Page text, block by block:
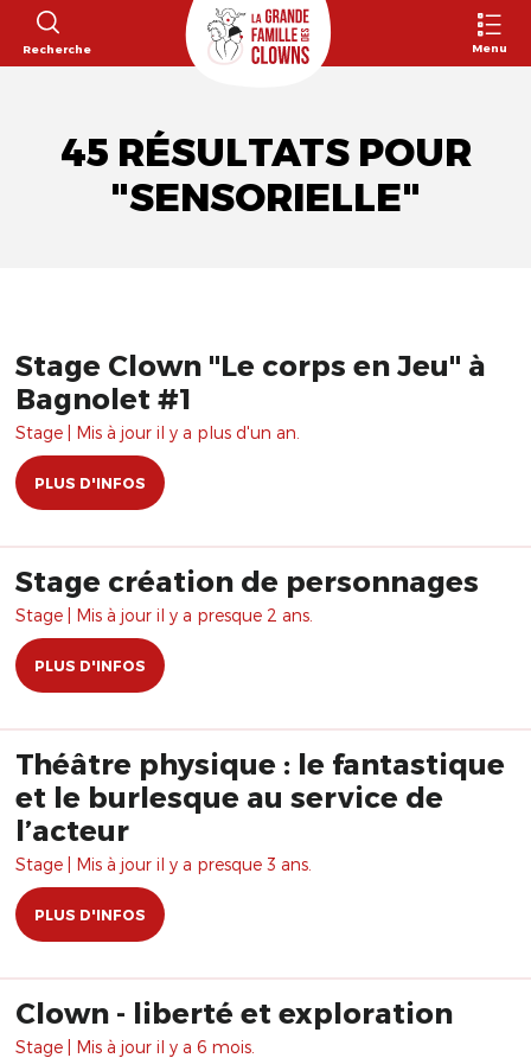
Recherche Menu
45 RÉSULTATS POUR
"SENSORIELLE"
Stage Clown "Le corps en Jeu" à
Bagnolet #1
Stage | Mis à jour il y a plus d'un an.
PLUS D'INFOS
Stage création de personnages
Stage | Mis à jour il y a presque 2 ans.
PLUS D'INFOS
Théâtre physique : le fantastique
et le burlesque au service de
l’acteur
Stage | Mis à jour il y a presque 3 ans.
PLUS D'INFOS
Clown - liberté et exploration
Stage | Mis à jour il y a 6 mois.